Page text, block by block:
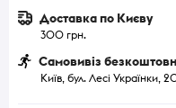
Доставка по Києву
300 грн.
Самовивіз
Київ, бул. Лесі Українки,